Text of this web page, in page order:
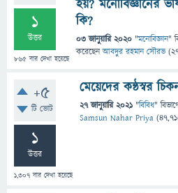
1
উত্তর
865 বার দেখা হয়েছে
হয়? মনোবিজ্ঞানের
কি?
03 জানুয়ারি 2020 "মনোবিজ্ঞান"
করেছেনআবদুর রহমান সৌরভ (
+5
টি ভোট
1
উত্তর
1,307 বার দেখা হয়েছে
মেয়েদের কন্ঠস্বর
27 জানুয়ারি 2021 "বিবিধ"
Samsun Nahar Priya (